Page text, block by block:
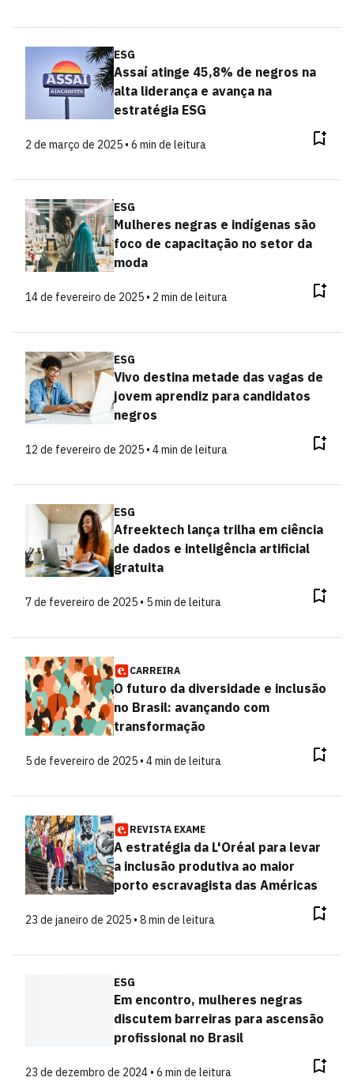
ESG
Assaí atinge 45,8% de negros na
alta liderança e avança na
estratégia ESG
2 de março de 2025 • 6 min de leitura
ESG
Mulheres negras e indígenas são
foco de capacitação no setor da
moda
14 de fevereiro de 2025 • 2 min de leitura
ESG
Vivo destina metade das vagas de
jovem aprendiz para candidatos
negros
12 de fevereiro de 2025 • 4 min de leitura
ESG
Afreektech lança trilha em ciência
de dados e inteligência artificial
gratuita
7 de fevereiro de 2025 • 5 min de leitura
CARREIRA
O futuro da diversidade e inclusão
no Brasil: avançando com
transformação
5 de fevereiro de 2025 • 4 min de leitura
REVISTA EXAME
A estratégia da L'Oréal para levar
a inclusão produtiva ao maior
porto escravagista das Américas
23 de janeiro de 2025 • 8 min de leitura
ESG
Em encontro, mulheres negras
discutem barreiras para ascensão
profissional no Brasil
23 de dezembro de 2024 • 6 min de leitura